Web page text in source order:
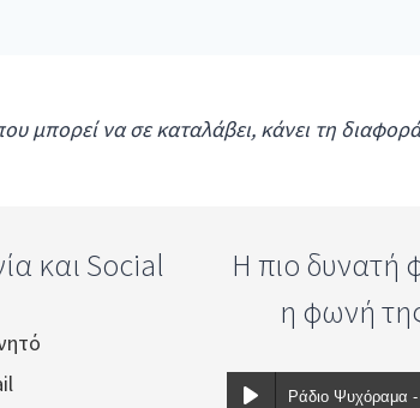
μπορεί να σε καταλάβει, κάνει τη
και Social
Η πιο δυνατή
η φωνή